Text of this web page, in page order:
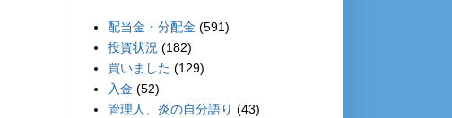
配当金・分配金 (591)
投資状況 (182)
買いました (129)
入金 (52)
管理人、炎の自分語り (43)